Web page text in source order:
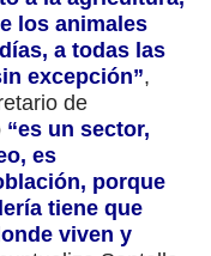
los animales
a todas las
excepción”,
de
“es un sector,
es
porque
tiene que
viven y